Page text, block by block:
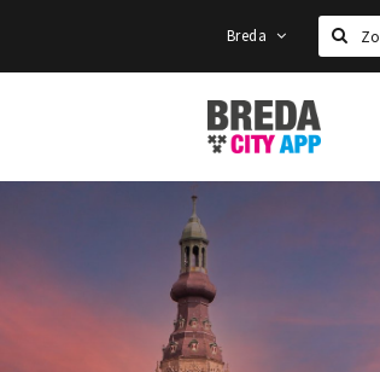
Breda
Zoeken
Stappen
&
Shoppen
Breda